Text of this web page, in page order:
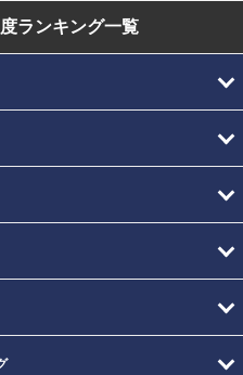
ランキング一覧